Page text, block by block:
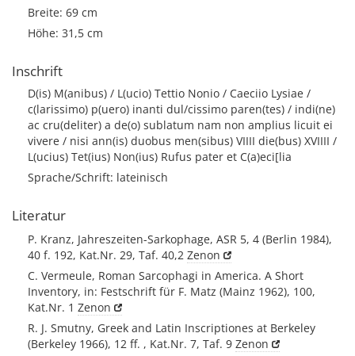
Breite: 69 cm
Höhe: 31,5 cm
Inschrift
D(is) M(anibus) / L(ucio) Tettio Nonio / Caeciio Lysiae /
c(larissimo) p(uero) inanti dul/cissimo paren(tes) / indi(ne)
ac cru(deliter) a de(o) sublatum nam non amplius licuit ei
vivere / nisi ann(is) duobus men(sibus) VIIII die(bus) XVIIII /
L(ucius) Tet(ius) Non(ius) Rufus pater et C(a)eci[lia
Sprache/Schrift: lateinisch
Literatur
P. Kranz, Jahreszeiten-Sarkophage, ASR 5, 4 (Berlin 1984),
40 f. 192, Kat.Nr. 29, Taf. 40,2 Zenon
C. Vermeule, Roman Sarcophagi in America. A Short
Inventory, in: Festschrift für F. Matz (Mainz 1962), 100,
Kat.Nr. 1 Zenon
R. J. Smutny, Greek and Latin Inscriptiones at Berkeley
(Berkeley 1966), 12 ff. , Kat.Nr. 7, Taf. 9 Zenon